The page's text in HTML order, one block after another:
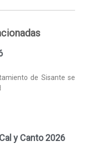
de Sisante se
y Canto 2026